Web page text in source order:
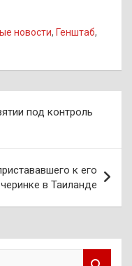
новости, Генштаб,
под контроль
к его
в Таиланде